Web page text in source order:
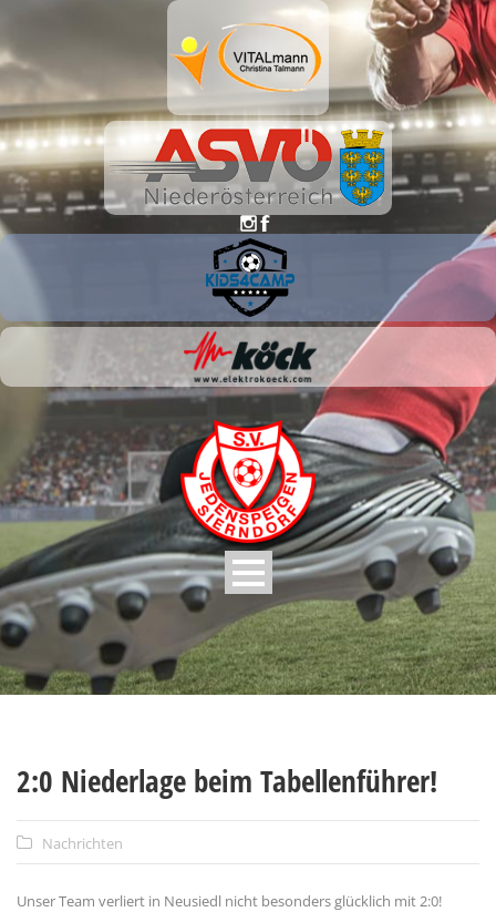
2:0 Niederlage beim Tabellenführer!
Nachrichten
Unser Team verliert in Neusiedl nicht besonders glücklich mit 2:0!